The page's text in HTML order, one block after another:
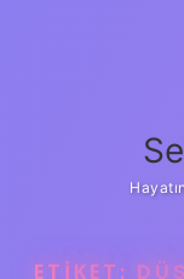
ETIKET: